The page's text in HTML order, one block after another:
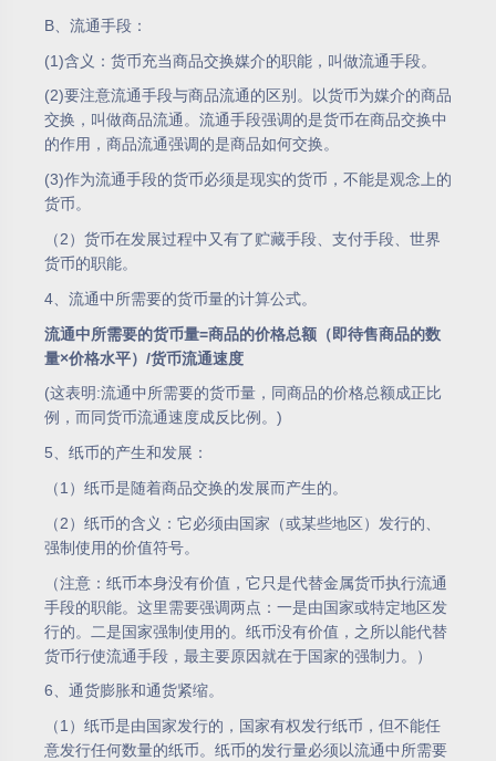
B、流通手段：
(1)含义：货币充当商品交换媒介的职能，叫做流通手段。
(2)要注意流通手段与商品流通的区别。以货币为媒介的商品
交换，叫做商品流通。流通手段强调的是货币在商品交换中
的作用，商品流通强调的是商品如何交换。
(3)作为流通手段的货币必须是现实的货币，不能是观念上的
货币。
（2）货币在发展过程中又有了贮藏手段、支付手段、世界
货币的职能。
4、流通中所需要的货币量的计算公式。
流通中所需要的货币量=商品的价格总额（即待售商品的数
量×价格水平） /货币流通速度
(这表明:流通中所需要的货币量，同商品的价格总额成正比
例，而同货币流通速度成反比例。)
5、纸币的产生和发展：
（1）纸币是随着商品交换的发展而产生的。
（2）纸币的含义：它必须由国家（或某些地区）发行的、
强制使用的价值符号。
（注意：纸币本身没有价值，它只是代替金属货币执行流通
手段的职能。这里需要强调两点：一是由国家或特定地区发
行的。二是国家强制使用的。纸币没有价值，之所以能代替
货币行使流通手段，最主要原因就在于国家的强制力。）
6、通货膨胀和通货紧缩。
（1）纸币是由国家发行的，国家有权发行纸币，但不能任
意发行任何数量的纸币。纸币的发行量必须以流通中所需要